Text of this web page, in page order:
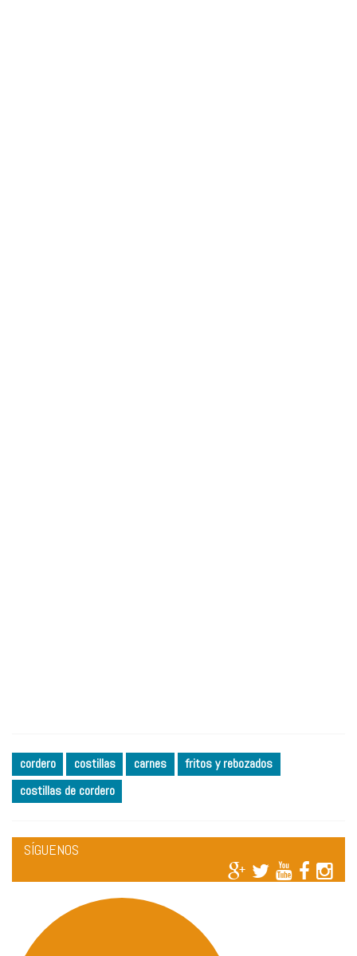
cordero costillas carnes
fritos y rebozados
costillas de cordero
SÍGUENOS